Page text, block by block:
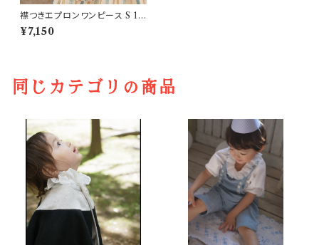
襟つきエプロンワンピース S 1
～5歳
¥7,150
同じカテゴリの商品